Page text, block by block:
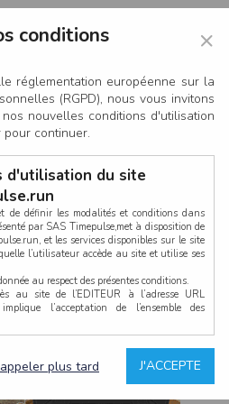
×
conditions
réglementation européenne sur la
(RGPD), nous vous invitons
nouvelles conditions d'utilisation
continuer.
d'utilisation du site
de définir les modalités et conditions dans
par SAS Timepulse,met à disposition de
et les services disponibles sur le site
l’utilisateur accède au site et utilise ses
au respect des présentes conditions.
au site de l’EDITEUR à l’adresse URL
l’acceptation de l’ensemble des
par quelque procédé que ce
par écrit de Fourcherot Mickael et/ou de ses
J'ACCEPTE
plus tard